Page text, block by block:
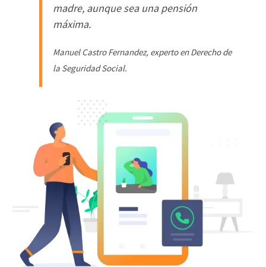
madre, aunque sea una pensión
máxima.
Manuel Castro Fernandez, experto en Derecho de
la Seguridad Social.